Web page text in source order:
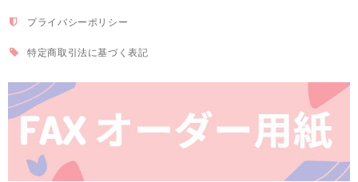
プライバシーポリシー
特定商取引法に基づく表記